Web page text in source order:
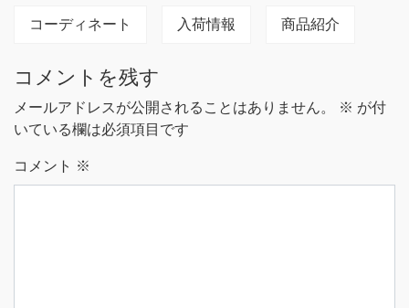
コーディネート 入荷情報 商品紹介
コメントを残す
メールアドレスが公開されることはありません。 ※ が付
いている欄は必須項目です
コメント ※